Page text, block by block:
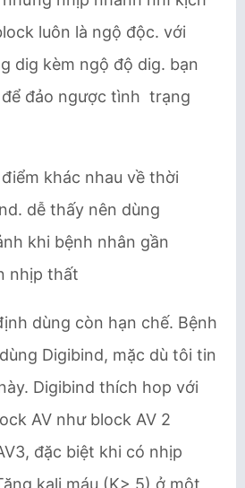
luôn là ngộ độc. với
dig kèm ngộ độ dig. bạn
đảo ngược tình trạng
khác nhau về thời
dễ thấy nên dùng
khi bệnh nhân gần
nhịp thất
dùng còn hạn chế. Bệnh
Digibind, mặc dù tôi tin
Digibind thích hop với
AV như block AV 2
đặc biệt khi có nhịp
kali máu (K> 5) ở một